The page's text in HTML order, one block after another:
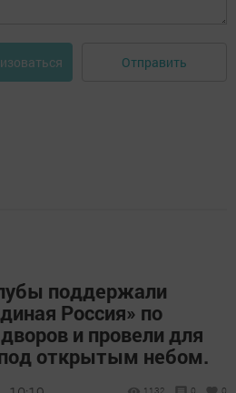
Отправить
поддержали
Россия» по
и провели для
открытым небом.